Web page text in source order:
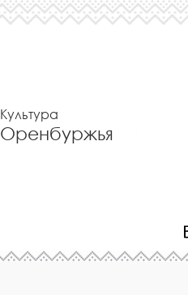
Культура
Оренбуржья